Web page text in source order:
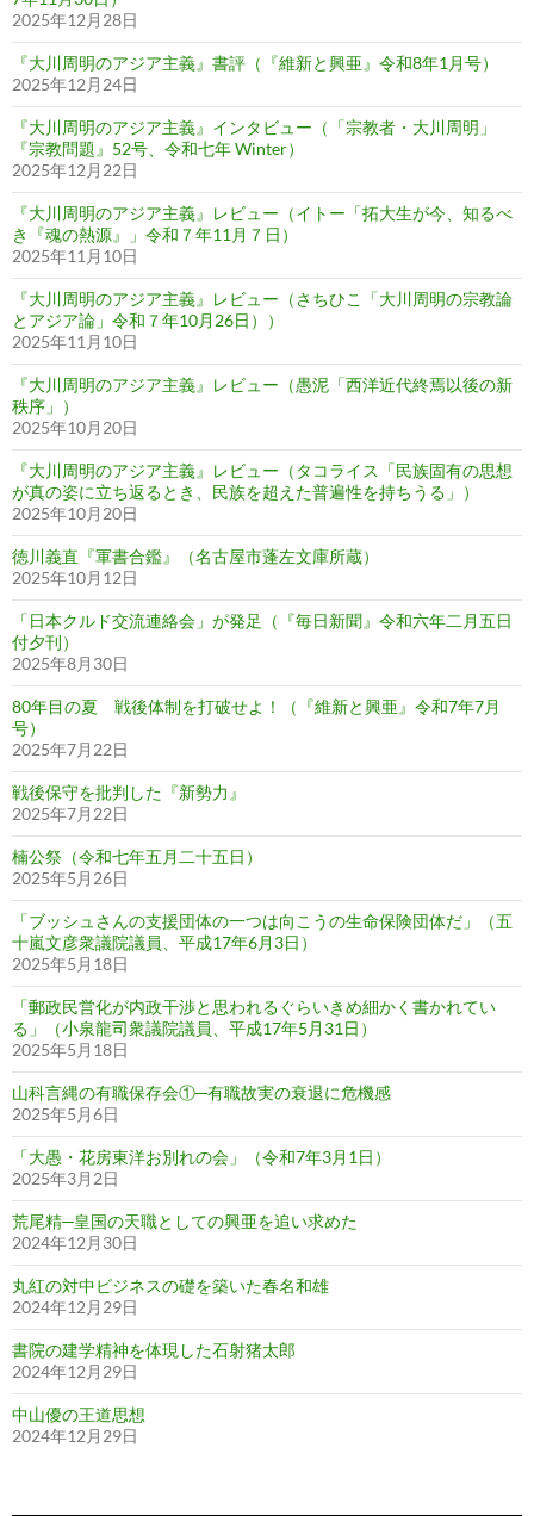
2025年12月28日
『大川周明のアジア主義』書評（『維新と興亜』令和8年1月号）
2025年12月24日
『大川周明のアジア主義』インタビュー（「宗教者・大川周明」
『宗教問題』52号、令和七年 Winter）
2025年12月22日
『大川周明のアジア主義』レビュー（イトー「拓大生が今、知るべ
き『魂の熱源』」令和７年11月７日）
2025年11月10日
『大川周明のアジア主義』レビュー（さちひこ「大川周明の宗教論
とアジア論」令和７年10月26日））
2025年11月10日
『大川周明のアジア主義』レビュー（愚泥「西洋近代終焉以後の新
秩序」）
2025年10月20日
『大川周明のアジア主義』レビュー（タコライス「民族固有の思想
が真の姿に立ち返るとき、民族を超えた普遍性を持ちうる」）
2025年10月20日
徳川義直『軍書合鑑』（名古屋市蓬左文庫所蔵）
2025年10月12日
「日本クルド交流連絡会」が発足（『毎日新聞』令和六年二月五日
付夕刊）
2025年8月30日
80年目の夏 戦後体制を打破せよ！（『維新と興亜』令和7年7月
号）
2025年7月22日
戦後保守を批判した『新勢力』
2025年7月22日
楠公祭（令和七年五月二十五日）
2025年5月26日
「ブッシュさんの支援団体の一つは向こうの生命保険団体だ」（五
十嵐文彦衆議院議員、平成17年6月3日）
2025年5月18日
「郵政民営化が内政干渉と思われるぐらいきめ細かく書かれてい
る」（小泉龍司衆議院議員、平成17年5月31日）
2025年5月18日
山科言縄の有職保存会①─有職故実の衰退に危機感
2025年5月6日
「大愚・花房東洋お別れの会」（令和7年3月1日）
2025年3月2日
荒尾精─皇国の天職としての興亜を追い求めた
2024年12月30日
丸紅の対中ビジネスの礎を築いた春名和雄
2024年12月29日
書院の建学精神を体現した石射猪太郎
2024年12月29日
中山優の王道思想
2024年12月29日